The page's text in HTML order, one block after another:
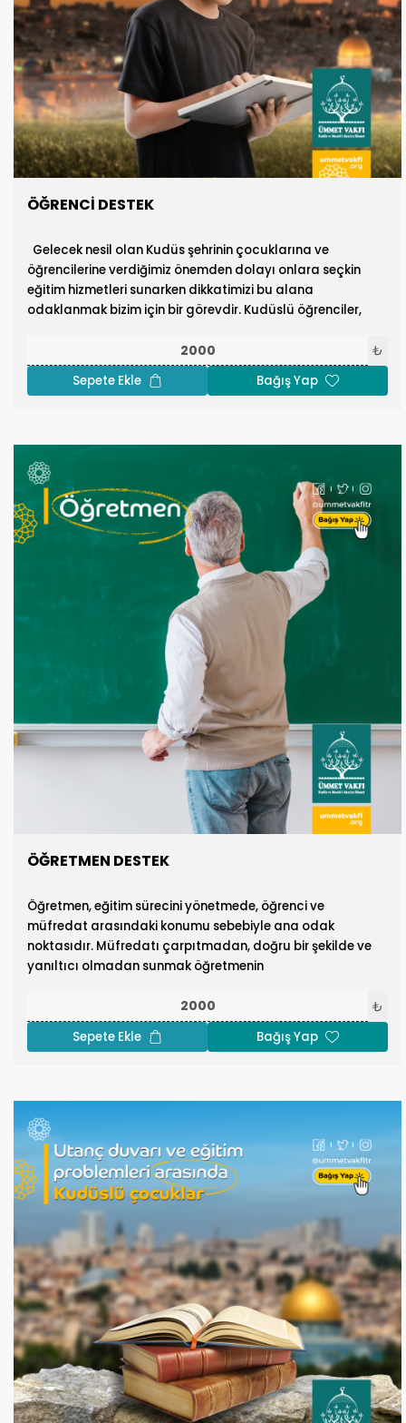
ÖĞRENCI DESTEK
Gelecek nesil olan Kudüs şehrinin çocuklarına ve
öğrencilerine verdiğimiz önemden dolayı onlara seçkin
eğitim hizmetleri sunarken dikkatimizi bu alana
odaklanmak bizim için bir görevdir. Kudüslü öğrenciler,
zorlukla karşı karşıyadır. Öğrencilerin okulu bırakma oranı
%43'e ulaşmış durumda, bunların yüzde 44'ü işgalin
Kudüs'e getirdiği ekonomik koşullardan kaynaklanıyor.
boyunca öğrencilere okul malzemeleri sağlayarak destek
olmaya çalışıyor. Eğitim kariyerlerini tamamlamaları için
onları destekleyerek Kudüslü öğrencilere her zaman
yardımcı olun. Ümmet Vakfının eğitim alanında
gerçekleştirdiği bağışlar neticesinde elde edilen
başarıları izleyin.
₺
Sepete Ekle Bağış Yap
ÖĞRETMEN DESTEK
Öğretmen, eğitim sürecini yönetmede, öğrenci ve
müfredat arasındaki konumu sebebiyle ana odak
noktasıdır. Müfredatı çarpıtmadan, doğru bir şekilde ve
yanıltıcı olmadan sunmak öğretmenin
işgalci İsrail okullarının öğretmenleri tarafından alınan
miktarlara kıyasla daha düşük maaşlar aldıkları için,
öğretmenin ve eğitim kadrosunun toplumdaki önemi de
engelleri çözmeye çalışıyoruz. Öğrencinin eğitim düzeyini
yükseltmek ve öğrenimine devam etmesini teşvik etmek de
eğitim personelinin sorumluluğundadır. Kudüs
okullarındaki öğretmenlerine yardım eli uzatmak,
öğretmenleri desteklemek ve mesleki performanslarını
geliştirmek için programlarla onların yanında olmak
görevimizdir. Kudüslü öğretmenlerin azim ve
mücadelelerine katkıda bulunun.
₺
Sepete Ekle Bağış Yap